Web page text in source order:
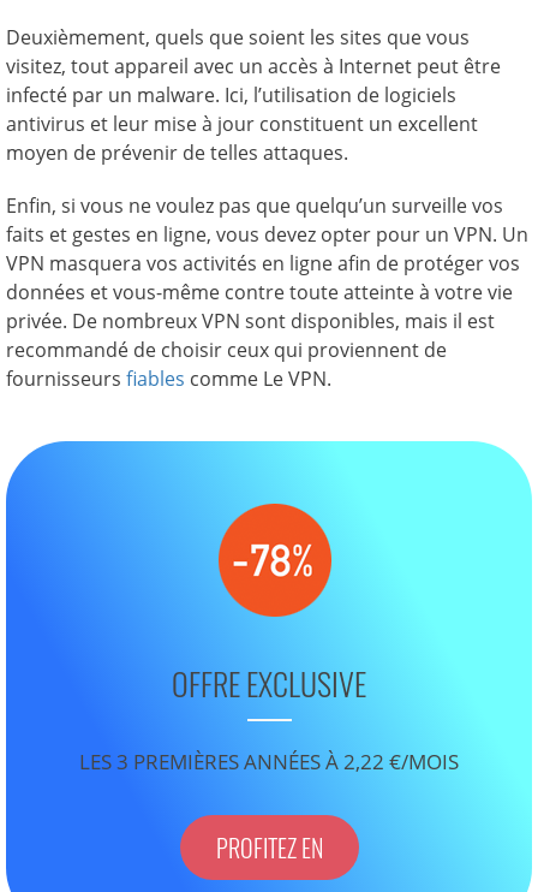
Deuxièmement, quels que soient les sites que vous
visitez, tout appareil avec un accès à Internet peut être
infecté par un malware. Ici, l’utilisation de logiciels
antivirus et leur mise à jour constituent un excellent
moyen de prévenir de telles attaques.
Enfin, si vous ne voulez pas que quelqu’un surveille vos
faits et gestes en ligne, vous devez opter pour un VPN. Un
VPN masquera vos activités en ligne afin de protéger vos
données et vous-même contre toute atteinte à votre vie
privée. De nombreux VPN sont disponibles, mais il est
recommandé de choisir ceux qui proviennent de
fournisseurs fiables comme Le VPN.
OFFRE EXCLUSIVE
LES 3 PREMIÈRES ANNÉES À 2,22 €/MOIS
PROFITEZ EN